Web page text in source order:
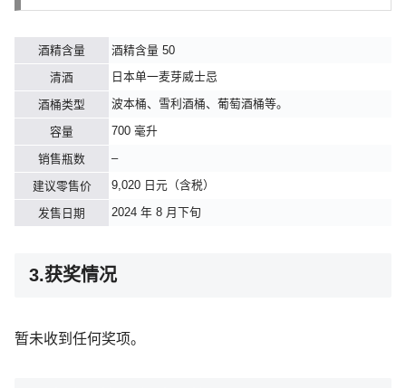
酒精含量
酒精含量 50
清酒
日本单一麦芽威士忌
酒桶类型 波本桶、雪利酒桶、葡萄酒桶等。
容量 700 毫升
销售瓶数 –
建议零售价 9,020 日元（含税）
发售日期 2024 年 8 月下旬
3.获奖情况
暂未收到任何奖项。